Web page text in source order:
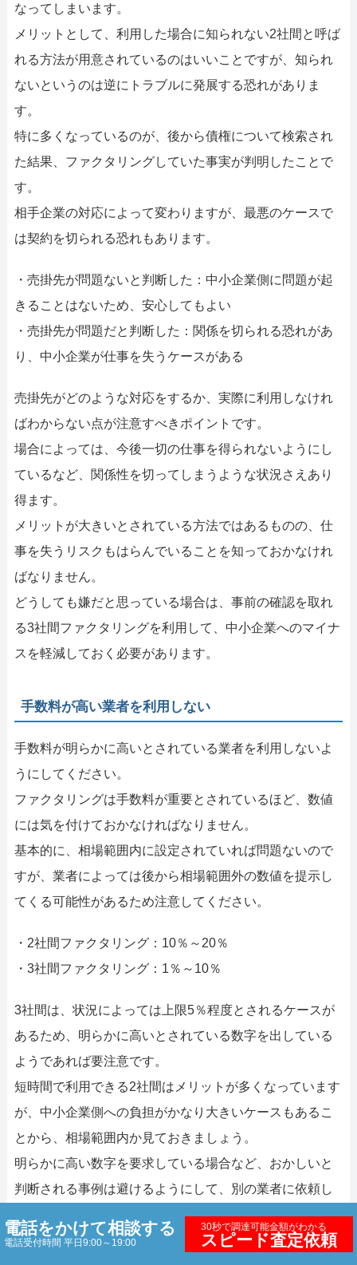
なってしまいます。
メリットとして、利用した場合に知られない2社間と呼ば
れる方法が用意されているのはいいことですが、知られ
ないというのは逆にトラブルに発展する恐れがありま
す。
特に多くなっているのが、後から債権について検索され
た結果、ファクタリングしていた事実が判明したことで
す。
相手企業の対応によって変わりますが、最悪のケースで
は契約を切られる恐れもあります。
・売掛先が問題ないと判断した：中小企業側に問題が起
きることはないため、安心してもよい
・売掛先が問題だと判断した：関係を切られる恐れがあ
り、中小企業が仕事を失うケースがある
売掛先がどのような対応をするか、実際に利用しなけれ
ばわからない点が注意すべきポイントです。
場合によっては、今後一切の仕事を得られないようにし
ているなど、関係性を切ってしまうような状況さえあり
得ます。
メリットが大きいとされている方法ではあるものの、仕
事を失うリスクもはらんでいることを知っておかなけれ
ばなりません。
どうしても嫌だと思っている場合は、事前の確認を取れ
る3社間ファクタリングを利用して、中小企業へのマイナ
スを軽減しておく必要があります。
手数料が高い業者を利用しない
手数料が明らかに高いとされている業者を利用しないよ
うにしてください。
ファクタリングは手数料が重要とされているほど、数値
には気を付けておかなければなりません。
基本的に、相場範囲内に設定されていれば問題ないので
すが、業者によっては後から相場範囲外の数値を提示し
てくる可能性があるため注意してください。
・2社間ファクタリング：10％～20％
・3社間ファクタリング：1％～10％
3社間は、状況によっては上限5％程度とされるケースが
あるため、明らかに高いとされている数字を出している
ようであれば要注意です。
短時間で利用できる2社間はメリットが多くなっています
が、中小企業側への負担がかなり大きいケースもあるこ
とから、相場範囲内か見ておきましょう。
明らかに高い数字を要求している場合など、おかしいと
判断される事例は避けるようにして、別の業者に依頼し
より安心できる状況を作っておかないと、最悪のケース
電話をかけて相談する
電話受付時間 平日9:00～19:00
30秒で調達可能金額がわかる
スピード査定依頼